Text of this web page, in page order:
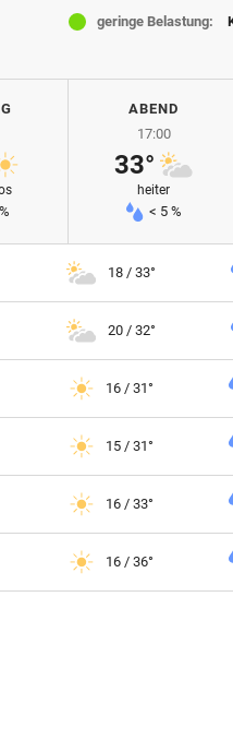
geringe Belastung:
ABEND
17:00
33°
heiter
< 5 %
18 / 33°
20 / 32°
16 / 31°
15 / 31°
16 / 33°
16 / 36°